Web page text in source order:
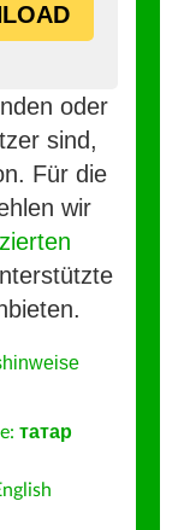
oder
sind,
Für die
wir
татар